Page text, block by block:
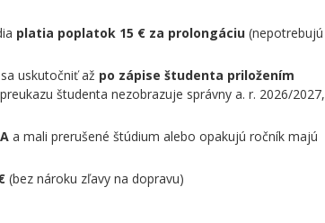
platia poplatok 15 € za prolongáciu (nepotrebujú
uskutočniť až po zápise študenta priložením
študenta nezobrazuje správny a. r. 2026/2027,
a mali prerušené štúdium alebo opakujú ročník majú
(bez nároku zľavy na dopravu)